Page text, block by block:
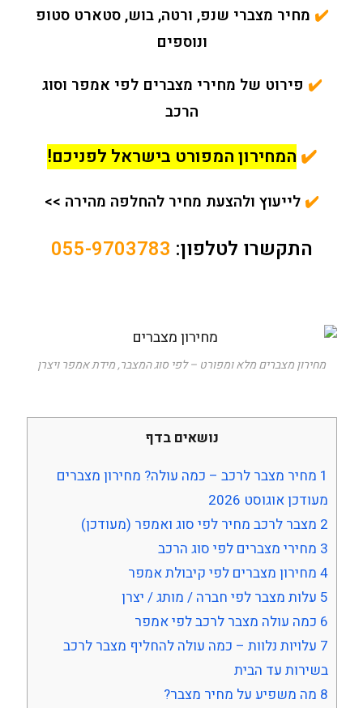
✔️ מחיר מצברי שנפ, ורטה, בוש, סטארט סטופ
ונוספים
✔️ פירוט של מחירי מצברים לפי אמפר וסוג
הרכב
✔️ המחירון המפורט בישראל לפניכם!
✔️ לייעוץ ולהצעת מחיר להחלפה מהירה >>
התקשרו לטלפון: 055-9703783
מחירון מצברים מלא ומפורט – לפי סוג המצבר, מידת אמפר ויצרן
נושאים בדף
1 מחיר מצבר לרכב – כמה עולה? מחירון מצברים
מעודכן אוגוסט 2026
2 מצבר לרכב מחיר לפי סוג ואמפר (מעודכן)
3 מחירי מצברים לפי סוג הרכב
4 מחירון מצברים לפי קיבולת אמפר
5 עלות מצבר לפי חברה / מותג / יצרן
6 כמה עולה מצבר לרכב לפי אמפר
7 עלויות נלוות – כמה עולה להחליף מצבר לרכב
בשירות עד הבית
8 מה משפיע על מחיר מצבר?